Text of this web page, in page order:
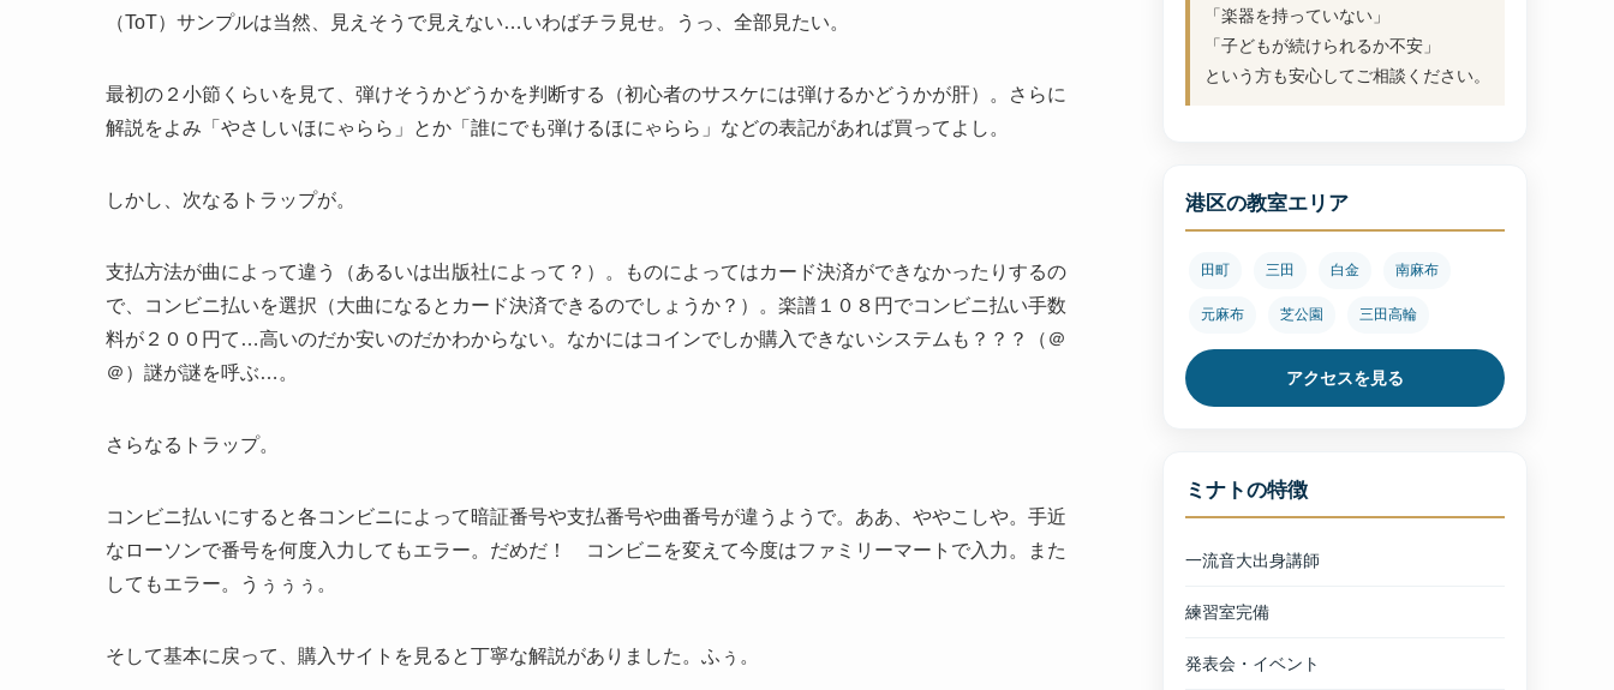
（ToT）サンプルは当然、見えそうで見えない…いわばチラ見せ。うっ、全部見たい。
最初の２小節くらいを見て、弾けそうかどうかを判断する（初心者のサスケには弾けるかどうかが肝）。さらに
解説をよみ「やさしいほにゃらら」とか「誰にでも弾けるほにゃらら」などの表記があれば買ってよし。
しかし、次なるトラップが。
支払方法が曲によって違う（あるいは出版社によって？）。ものによってはカード決済ができなかったりするの
で、コンビニ払いを選択（大曲になるとカード決済できるのでしょうか？）。楽譜１０８円でコンビニ払い手数
料が２００円て…高いのだか安いのだかわからない。なかにはコインでしか購入できないシステムも？？？（＠
＠）謎が謎を呼ぶ…。
さらなるトラップ。
コンビニ払いにすると各コンビニによって暗証番号や支払番号や曲番号が違うようで。ああ、ややこしや。手近
なローソンで番号を何度入力してもエラー。だめだ！ コンビニを変えて今度はファミリーマートで入力。また
してもエラー。うぅぅぅ。
そして基本に戻って、購入サイトを見ると丁寧な解説がありました。ふぅ。
「楽器を持っていない」
「子どもが続けられるか不安」
という方も安心してご相談ください。
港区の教室エリア
田町 三田 白金 南麻布
元麻布 芝公園 三田高輪
アクセスを見る
ミナトの特徴
一流音大出身講師
練習室完備
発表会・イベント